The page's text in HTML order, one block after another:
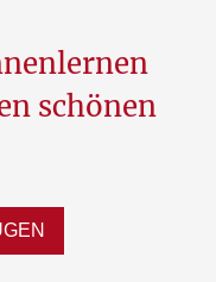
schönen